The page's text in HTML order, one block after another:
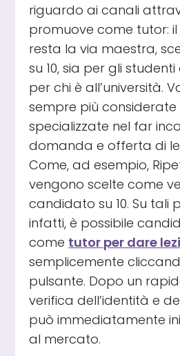
riguardo ai canali
promuove come tutor:
resta la via maestra,
su 10, sia per gli
per chi è all’università.
sempre più
specializzate nel far
domanda e offerta di
Come, ad esempio,
vengono scelte come
candidato su 10. Su tali
infatti, è possibile
come tutor per dare
semplicemente
pulsante. Dopo un
verifica dell’identità e
può immediatamente
al mercato.